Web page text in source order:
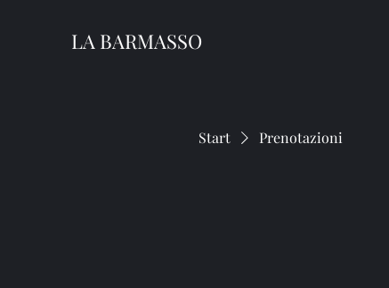
LA BARMASSO
Start Prenotazioni